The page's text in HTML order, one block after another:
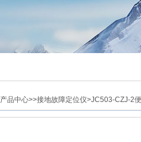
产品中心>>接地故障定位仪>JC503-CZJ-2